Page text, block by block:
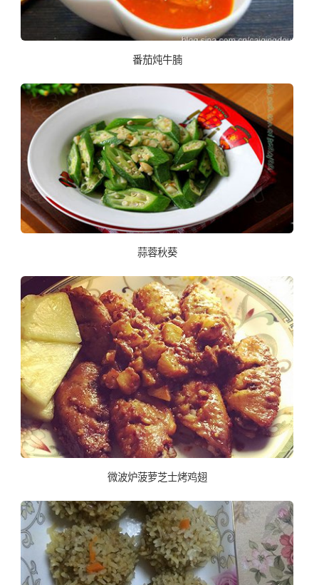
番茄炖牛腩
蒜蓉秋葵
微波炉菠萝芝士烤鸡翅